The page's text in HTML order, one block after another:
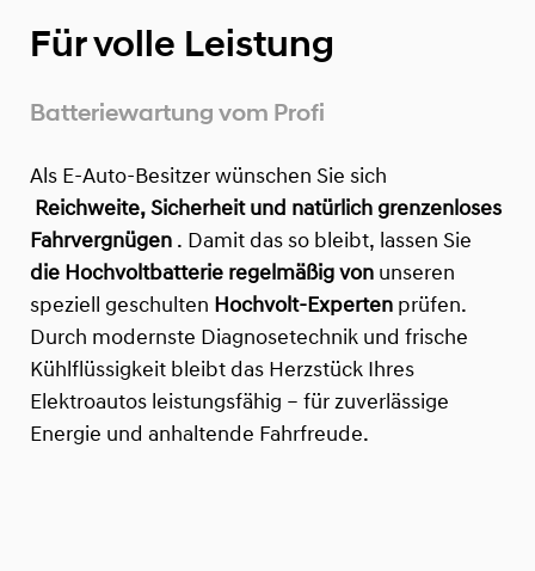
Für volle Leistung
Batteriewartung vom Profi
Als E-Auto-Besitzer wünschen Sie sich
Reichweite, Sicherheit und natürlich grenzenloses
Fahrvergnügen . Damit das so bleibt, lassen Sie
die Hochvoltbatterie regelmäßig von unseren
speziell geschulten Hochvolt-Experten prüfen.
Durch modernste Diagnosetechnik und frische
Kühlflüssigkeit bleibt das Herzstück Ihres
Elektroautos leistungsfähig – für zuverlässige
Energie und anhaltende Fahrfreude.